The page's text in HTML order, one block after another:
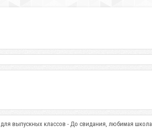
для выпускных классов - До свидания, любимая школа